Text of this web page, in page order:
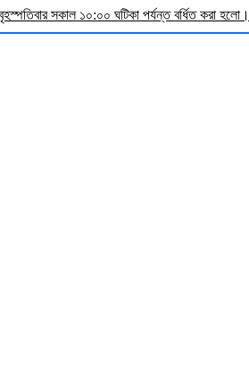
সকাল ১০:০০ ঘটিকা পর্যন্ত বর্ধিত করা